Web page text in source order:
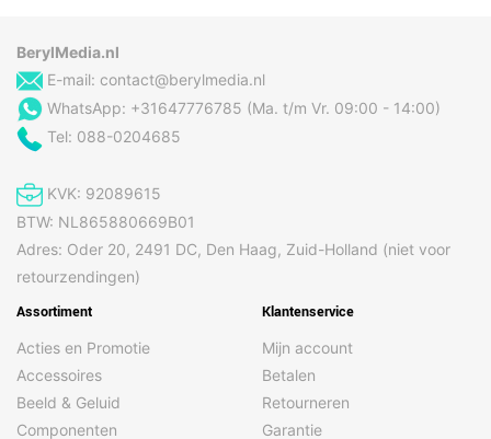
BerylMedia.nl
E-mail: contact@berylmedia.nl
WhatsApp: +31647776785 (Ma. t/m Vr. 09:00 - 14:00)
Tel: 088-0204685
KVK: 92089615
BTW: NL865880669B01
Adres: Oder 20, 2491 DC, Den Haag, Zuid-Holland (niet voor
retourzendingen)
Assortiment
Acties en Promotie
Accessoires
Beeld & Geluid
Componenten
Klantenservice
Mijn account
Betalen
Retourneren
Garantie